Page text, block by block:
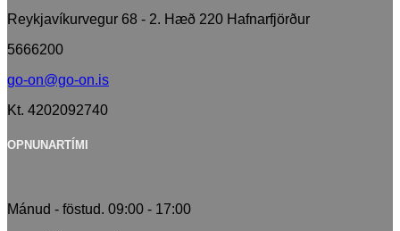
Reykjavíkurvegur 68 - 2. Hæð 220 Hafnarfjörður
5666200
go-on@go-on.is
Kt. 4202092740
OPNUNARTÍMI
Mánud - föstud. 09:00 - 17:00